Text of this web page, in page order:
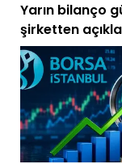
Yarın bilanço
şirketten
bekleniyor